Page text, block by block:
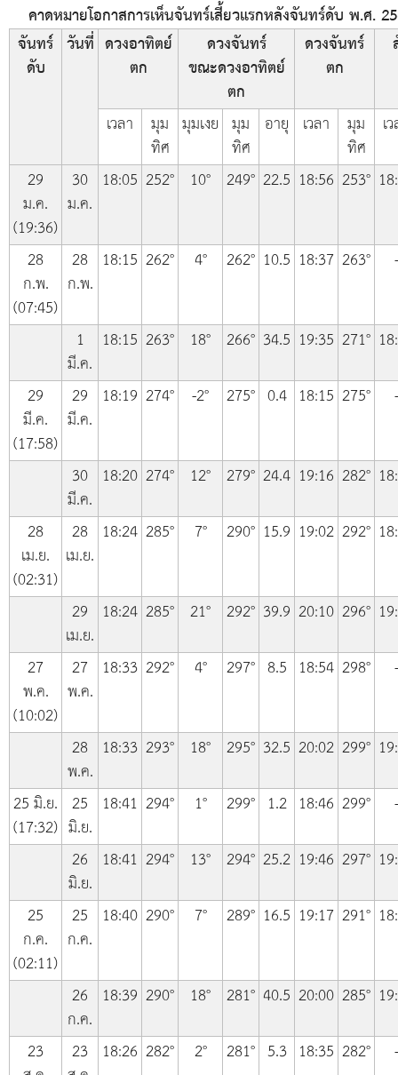
คาดหมายโอกาสการเห็นจันทร์เสี้ยวแรกหลังจันทร์ดับ พ.ศ.
จันทร์
ดับ
วันที่ ดวงอาทิตย์
ตก
ดวงจันทร์
ขณะดวงอาทิตย์
ตก
ดวงจันทร์
ตก
เวลา มุม
ทิศ
มุมเงย มุม
ทิศ
อายุ เวลา มุม
ทิศ
เ
29
ม.ค.
(19:36)
30
ม.ค.
18:05 252° 10° 249° 22.5 18:56 253°
28
ก.พ.
(07:45)
28
ก.พ.
18:15 262° 4° 262° 10.5 18:37 263° -
1
มี.ค.
18:15 263° 18° 266° 34.5 19:35 271°
29
มี.ค.
(17:58)
29
มี.ค.
18:19 274° -2° 275° 0.4 18:15 275° -
30
มี.ค.
18:20 274° 12° 279° 24.4 19:16 282°
28
เม.ย.
(02:31)
28
เม.ย.
18:24 285° 7° 290° 15.9 19:02 292°
29
เม.ย.
18:24 285° 21° 292° 39.9 20:10 296°
27
พ.ค.
(10:02)
27
พ.ค.
18:33 292° 4° 297° 8.5 18:54 298° -
28
พ.ค.
18:33 293° 18° 295° 32.5 20:02 299°
25 มิ.ย.
(17:32)
25
มิ.ย.
18:41 294° 1° 299° 1.2 18:46 299°
-
26
มิ.ย.
18:41 294° 13° 294° 25.2 19:46 297°
25
ก.ค.
(02:11)
25
ก.ค.
18:40 290° 7° 289° 16.5 19:17 291°
26
ก.ค.
18:39 290° 18° 281° 40.5 20:00 285°
23
23 18:26 282° 2° 281° 5.3 18:35 282° -